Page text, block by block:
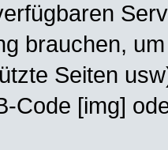
brauchen,
Seiten
Code [img]